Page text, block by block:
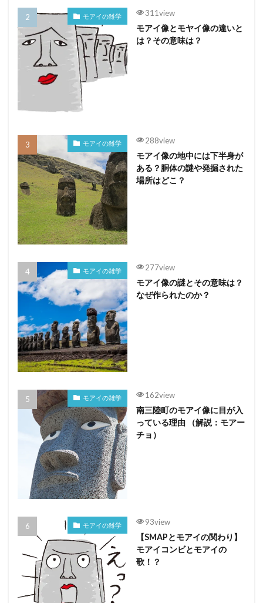
モアイの雑学 311view
モアイ像とモヤイ像の違いと
は？その意味は？
モアイの雑学 288view
モアイ像の地中には下半身が
ある？胴体の謎や発掘された
場所はどこ？
モアイの雑学 277view
モアイ像の謎とその意味は？
なぜ作られたのか？
モアイの雑学 162view
南三陸町のモアイ像に目が入
っている理由 （解説：モアー
チョ）
モアイの雑学 93view
【SMAPとモアイの関わり】
モアイコンビとモアイの
歌！？